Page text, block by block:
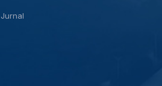
Jurnal